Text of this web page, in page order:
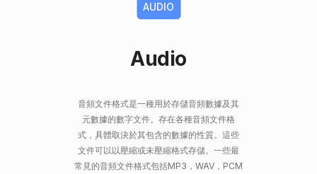
AUDIO
Audio
音頻文件格式是一種用於存儲音頻數據及其
元數據的數字文件。存在各種音頻文件格
式，具體取決於其包含的數據的性質。這些
文件可以以壓縮或未壓縮格式存儲。一些最
常見的音頻文件格式包括MP3，WAV，PCM